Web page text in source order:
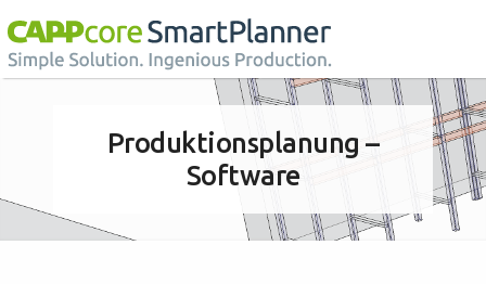
Produktionsplanung –
Software